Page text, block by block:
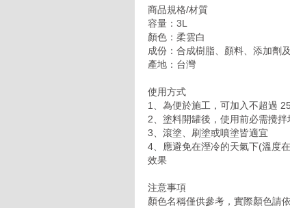
商品規格/材質
容量：3L
顏色：柔雲白
成份：合成樹脂、顏料、添加劑
產地：台灣
使用方式
1、為便於施工，可加入不超過
2、塗料開罐後，使用前必需攪拌
3、滾塗、刷塗或噴塗皆適宜
4、應避免在溼冷的天氣下(溫度
效果
注意事項
顏色名稱僅供參考，實際顏色請